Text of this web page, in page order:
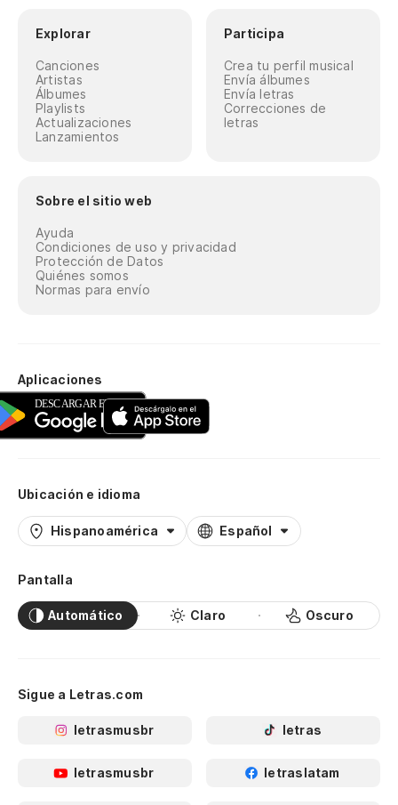
Explorar
Canciones
Artistas
Álbumes
Playlists
Actualizaciones
Lanzamientos
Participa
Crea tu perfil musical
Envía álbumes
Envía letras
Correcciones de
letras
Sobre el sitio web
Ayuda
Condiciones de uso y privacidad
Protección de Datos
Quiénes somos
Normas para envío
Aplicaciones
Ubicación e idioma
Hispanoamérica Español
Pantalla
Automático Claro Oscuro
Sigue a Letras.com
letrasmusbr letras
letrasmusbr letraslatam